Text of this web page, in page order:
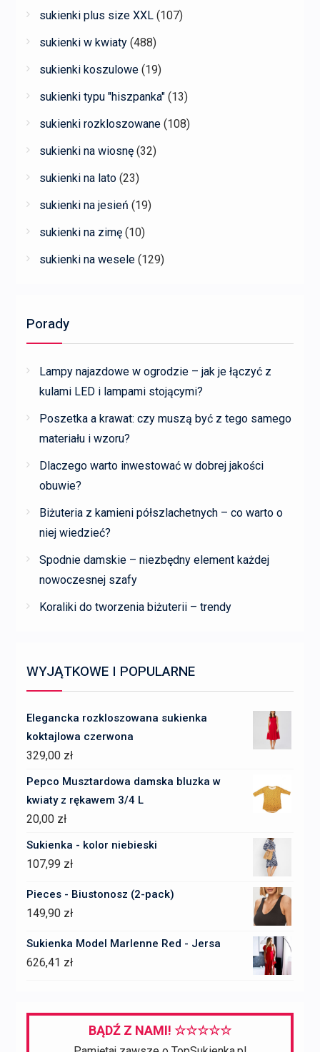
sukienki plus size XXL (107)
sukienki w kwiaty (488)
sukienki koszulowe (19)
sukienki typu "hiszpanka" (13)
sukienki rozkloszowane (108)
sukienki na wiosnę (32)
sukienki na lato (23)
sukienki na jesień (19)
sukienki na zimę (10)
sukienki na wesele (129)
Porady
Lampy najazdowe w ogrodzie – jak je łączyć z
kulami LED i lampami stojącymi?
Poszetka a krawat: czy muszą być z tego samego
materiału i wzoru?
Dlaczego warto inwestować w dobrej jakości
obuwie?
Biżuteria z kamieni półszlachetnych – co warto o
niej wiedzieć?
Spodnie damskie – niezbędny element każdej
nowoczesnej szafy
Koraliki do tworzenia biżuterii – trendy
WYJĄTKOWE I POPULARNE
Elegancka rozkloszowana sukienka
koktajlowa czerwona
329,00 zł
Pepco Musztardowa damska bluzka w
kwiaty z rękawem 3/4 L
20,00 zł
Sukienka - kolor niebieski
107,99 zł
Pieces - Biustonosz (2-pack)
149,90 zł
Sukienka Model Marlenne Red - Jersa
626,41 zł
BĄDŹ Z NAMI! ☆☆☆☆☆